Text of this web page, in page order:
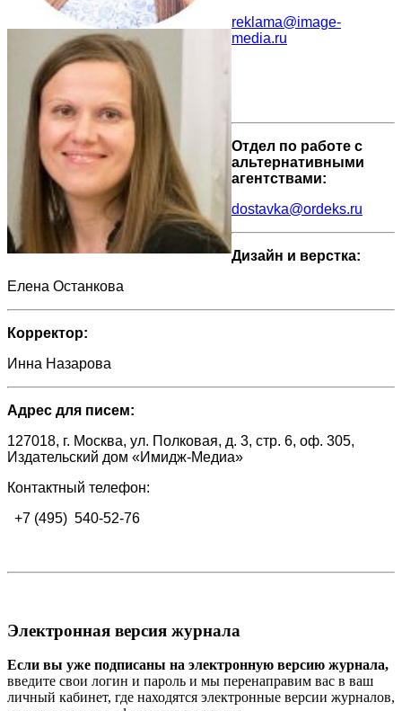
reklama@image-
media.ru
Отдел по работе с
альтернативными
агентствами:
dostavka@ordeks.ru
Дизайн и верстка:
Елена Останкова
Корректор:
Инна Назарова
Адрес для писем:
127018, г. Москва, ул. Полковая, д. 3, стр. 6, оф. 305,
Издательский дом «Имидж-Медиа»
Контактный телефон:
+7 (495) 540-52-76
Электронная версия журнала
Если вы уже подписаны на электронную версию журнала,
введите свои логин и пароль и мы перенаправим вас в ваш
личный кабинет, где находятся электронные версии журналов,